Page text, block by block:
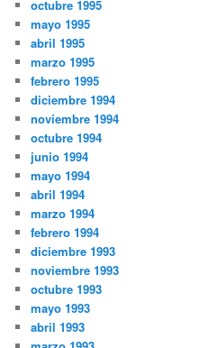
octubre 1995
mayo 1995
abril 1995
marzo 1995
febrero 1995
diciembre 1994
noviembre 1994
octubre 1994
junio 1994
mayo 1994
abril 1994
marzo 1994
febrero 1994
diciembre 1993
noviembre 1993
octubre 1993
mayo 1993
abril 1993